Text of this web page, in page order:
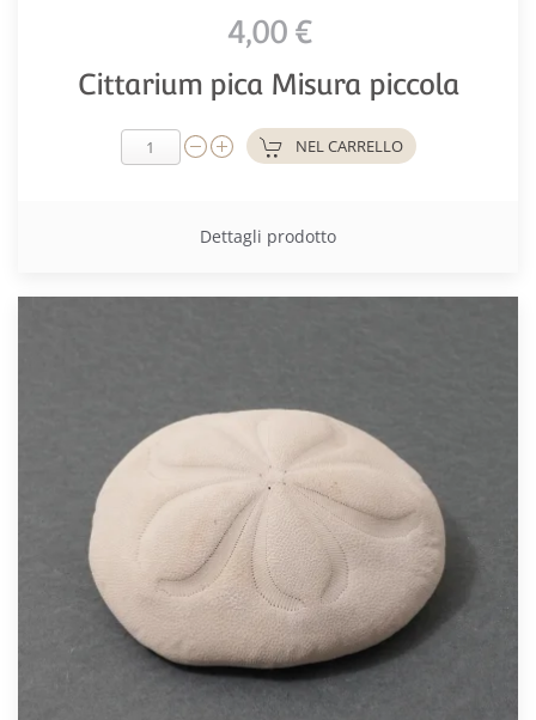
4,00 €
Cittarium pica Misura piccola
NEL CARRELLO
Dettagli prodotto